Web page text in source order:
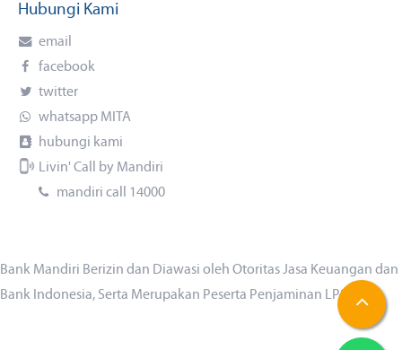
Hubungi Kami
email
facebook
twitter
whatsapp MITA
hubungi kami
Livin' Call by Mandiri
mandiri call 14000
Bank Mandiri Berizin dan Diawasi oleh Otoritas Jasa Keuangan dan
Bank Indonesia, Serta Merupakan Peserta Penjaminan LPS